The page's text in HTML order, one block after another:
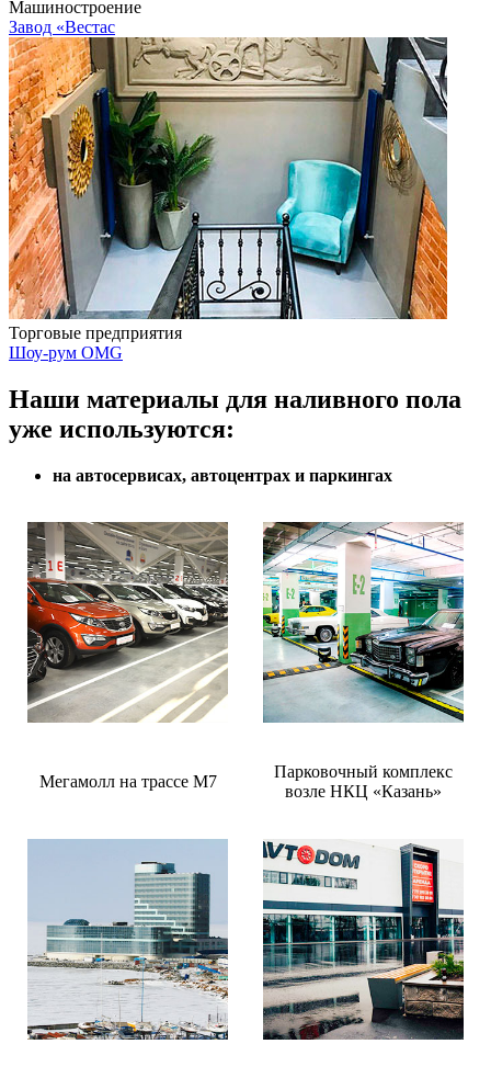
Машиностроение
Завод «Вестас
Торговые предприятия
Шоу-рум OMG
Наши материалы для наливного пола
уже используются:
на автосервисах, автоцентрах и паркингах
Мегамолл на трассе М7
Парковочный комплекс
возле НКЦ «Казань»